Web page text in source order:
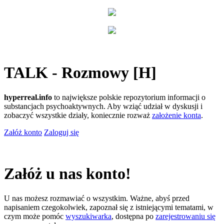
TALK - Rozmowy [H]
hyperreal.info to największe polskie repozytorium informacji o
substancjach psychoaktywnych. Aby wziąć udział w dyskusji i
zobaczyć wszystkie działy, koniecznie rozważ założenie konta.
Załóż konto Zaloguj się
Załóż u nas konto!
U nas możesz rozmawiać o wszystkim. Ważne, abyś przed
napisaniem czegokolwiek, zapoznał się z istniejącymi tematami, w
czym może pomóc wyszukiwarka, dostępna po zarejestrowaniu się